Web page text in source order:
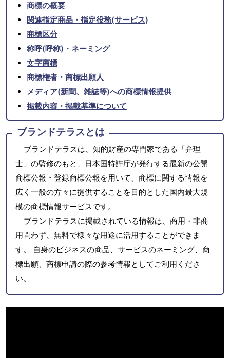
商標の概要
関連指定商品・指定役務(サービス)
商標区分
称呼(呼称)・ネーミング
文字商標
商標権者・商標出願人
メディア(新聞、雑誌等)への商標情報提供
掲載内容・掲載基準について
ブランドテラスとは
ブランドテラスは、知的財産の専門家である「弁理
士」の監修のもと、日本国特許庁が発行する最新の公開
商標公報・登録商標公報を用いて、商標に関する情報を
広く一般の方々に提供することを目的とした国内最大規
模の商標情報サービスです。
ブランドテラスに掲載されている情報は、商用・非商
用問わず、無料で様々な用途に活用することができま
す。 自身のビジネスの商品、サービスのネーミング、商
標出願、商標申請の際の参考情報としてご利用くださ
い。